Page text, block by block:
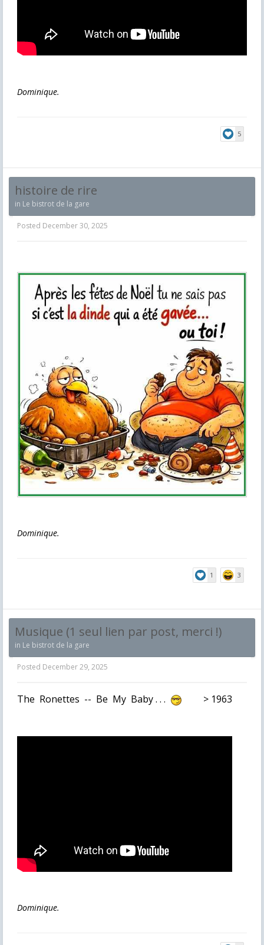
Dominique.
5
histoire de rire
in Le bistrot de la gare
Posted December 30, 2025
Dominique.
1 3
Musique (1 seul lien par post, merci !)
in Le bistrot de la gare
Posted December 29, 2025
The Ronettes -- Be My Baby . . . > 1963
Dominique.